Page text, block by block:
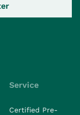
Service
Certified Pre-